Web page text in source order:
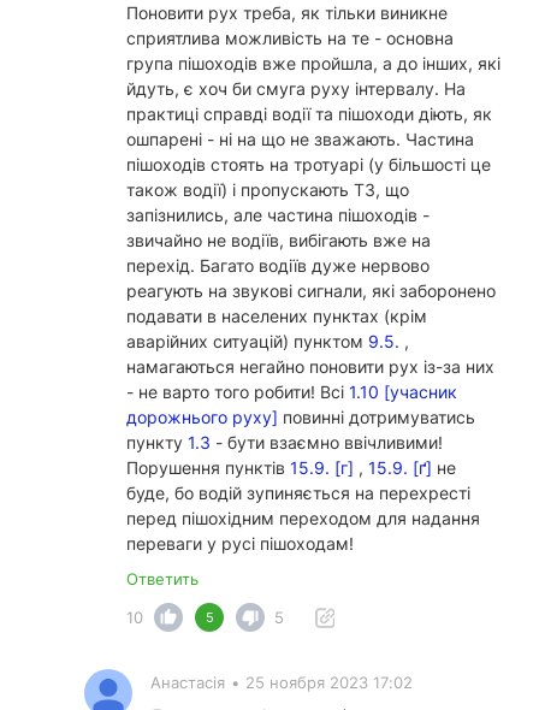
Поновити рух треба, як тільки виникне
сприятлива можливість на те - основна
група пішоходів вже пройшла, а до інших, які
йдуть, є хоч би смуга руху інтервалу. На
практиці справді водії та пішоходи діють, як
ошпарені - ні на що не зважають. Частина
пішоходів стоять на тротуарі (у більшості це
також водії) і пропускають ТЗ, що
запізнились, але частина пішоходів -
звичайно не водіїв, вибігають вже на
перехід. Багато водіїв дуже нервово
реагують на звукові сигнали, які заборонено
подавати в населених пунктах (крім
аварійних ситуацій) пунктом 9.5. ,
намагаються негайно поновити рух із-за них
- не варто того робити! Всі 1.10 [учасник
дорожнього руху] повинні дотримуватись
пункту 1.3 - бути взаємно ввічливими!
Порушення пунктів 15.9. [г] , 15.9. [ґ] не
буде, бо водій зупиняється на перехресті
перед пішохідним переходом для надання
переваги у русі пішоходам!
Ответить
10
5 5
Анастасія • 25 ноября 2023 17:02